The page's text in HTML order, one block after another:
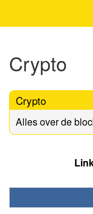
Crypto
Crypto
Alles over de